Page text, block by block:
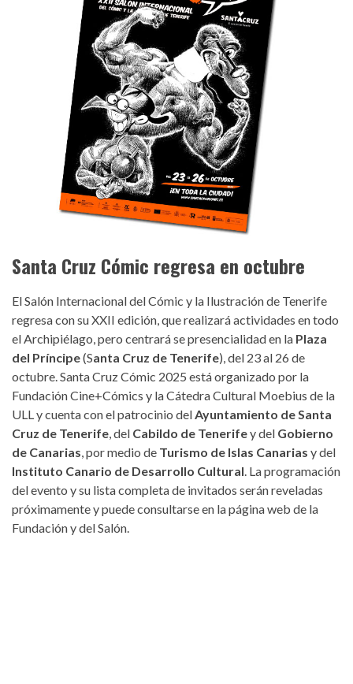
Santa Cruz Cómic regresa en octubre
El Salón Internacional del Cómic y la Ilustración de Tenerife
regresa con su XXII edición, que realizará actividades en todo
el Archipiélago, pero centrará se presencialidad en la Plaza
del Príncipe(Santa Cruz de Tenerife), del 23 al 26 de
octubre. Santa Cruz Cómic 2025 está organizado por la
Fundación Cine+Cómics y la Cátedra Cultural Moebius de la
ULL y cuenta con el patrocinio delAyuntamiento de Santa
Cruz de Tenerife, del Cabildo de Tenerifey del Gobierno
de Canarias, por medio de Turismo de Islas Canarias y del
Instituto Canario de Desarrollo Cultural. La programación
del evento y su lista completa de invitados serán reveladas
próximamente y puede consultarse en la página web de la
Fundación y del Salón.